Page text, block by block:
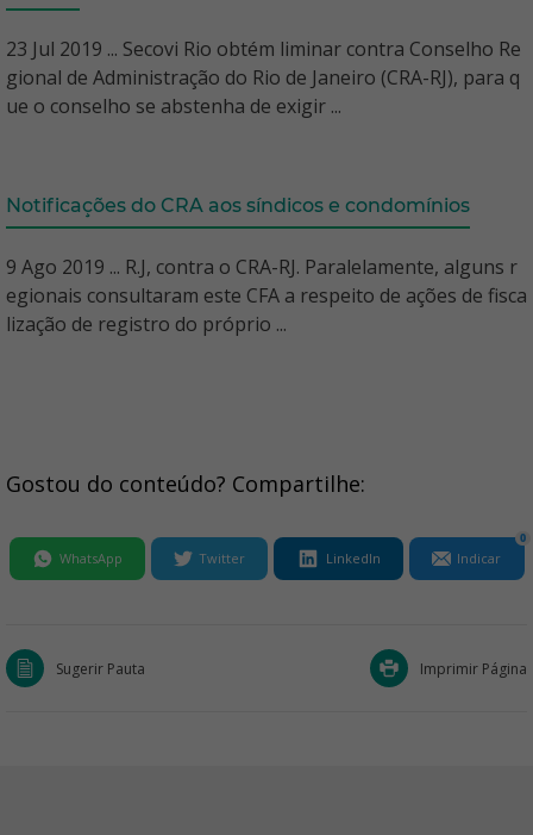
23 Jul 2019 ... Secovi Rio obtém liminar contra Conselho Re
gional de Administração do Rio de Janeiro (CRA-RJ), para q
ue o conselho se abstenha de exigir ...
Notificações do CRA aos síndicos e condomínios
9 Ago 2019 ... R.J, contra o CRA-RJ. Paralelamente, alguns r
egionais consultaram este CFA a respeito de ações de fisca
lização de registro do próprio ...
Gostou do conteúdo? Compartilhe:
WhatsApp Twitter LinkedIn Indicar
0
Sugerir Pauta Imprimir Página